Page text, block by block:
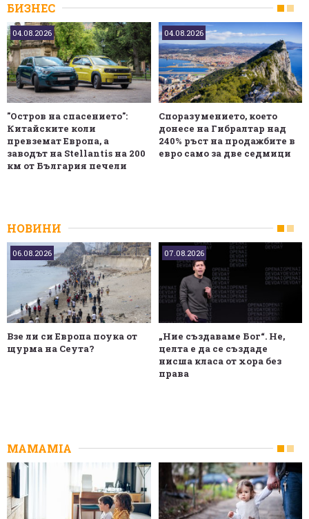
БИЗНЕС
04.08.2026
"Остров на спасението":
Китайските коли
превземат Европа, а
заводът на Stellantis на 200
км от България печели
04.08.2026
Споразумението, което
донесе на Гибралтар над
240% ръст на продажбите в
евро само за две седмици
НОВИНИ
06.08.2026
Взе ли си Европа поука от
щурма на Сеута?
07.08.2026
„Ние създаваме Бог“. Не,
целта е да се създаде
нисша класа от хора без
права
MAMAMIA